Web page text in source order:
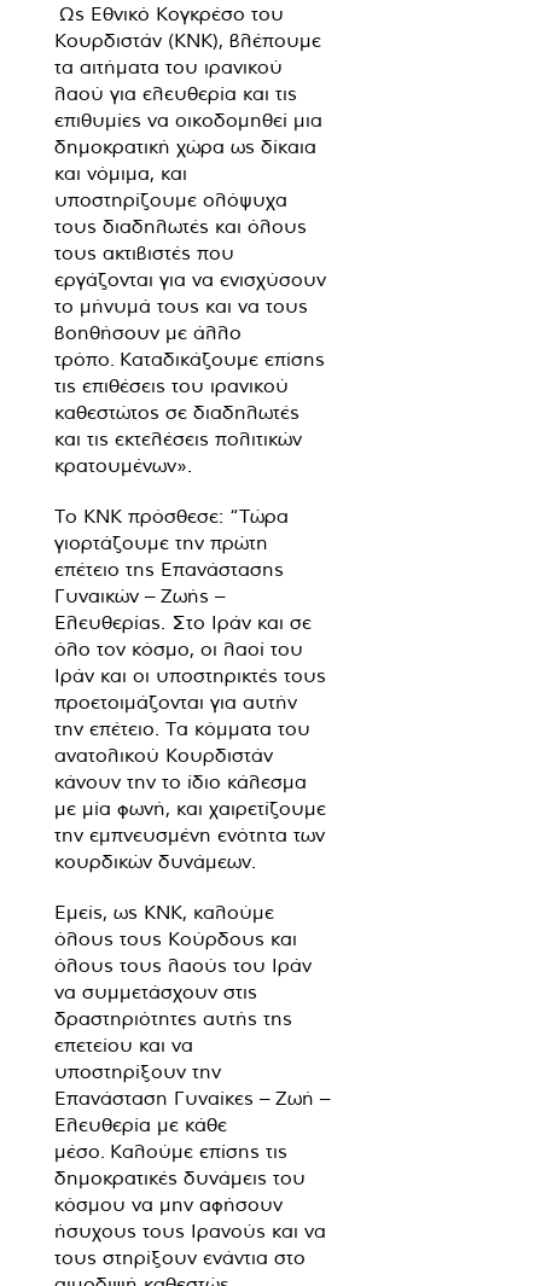
Ως Εθνικό Κογκρέσο του
Κουρδιστάν (KNK), βλέπουμε
τα αιτήματα του ιρανικού
λαού για ελευθερία και τις
επιθυμίες να οικοδομηθεί μια
δημοκρατική χώρα ως δίκαια
και νόμιμα, και
υποστηρίζουμε ολόψυχα
τους διαδηλωτές και όλους
τους ακτιβιστές που
εργάζονται για να ενισχύσουν
το μήνυμά τους και να τους
βοηθήσουν με άλλο
τρόπο. Καταδικάζουμε επίσης
τις επιθέσεις του ιρανικού
καθεστώτος σε διαδηλωτές
και τις εκτελέσεις πολιτικών
κρατουμένων».
Το KNK πρόσθεσε: “Τώρα
γιορτάζουμε την πρώτη
επέτειο της Επανάστασης
Γυναικών – Ζωής –
Ελευθερίας. Στο Ιράν και σε
όλο τον κόσμο, οι λαοί του
Ιράν και οι υποστηρικτές τους
προετοιμάζονται για αυτήν
την επέτειο. Τα κόμματα του
ανατολικού Κουρδιστάν
κάνουν την το ίδιο κάλεσμα
με μία φωνή, και χαιρετίζουμε
την εμπνευσμένη ενότητα των
κουρδικών δυνάμεων.
Εμείς, ως KNK, καλούμε
όλους τους Κούρδους και
όλους τους λαούς του Ιράν
να συμμετάσχουν στις
δραστηριότητες αυτής της
επετείου και να
υποστηρίξουν την
Επανάσταση Γυναίκες – Ζωή –
Ελευθερία με κάθε
μέσο. Καλούμε επίσης τις
δημοκρατικές δυνάμεις του
κόσμου να μην αφήσουν
ήσυχους τους Ιρανούς και να
τους στηρίξουν ενάντια στο